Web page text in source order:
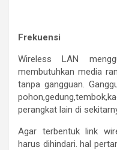
Frekuensi
Wireless LAN
membutuhkan media
tanpa gangguan.
perangkat lain di
Agar terbentuk link
harus dihindari. hal